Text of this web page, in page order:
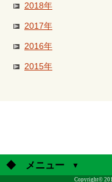
2018年
2017年
2016年
2015年
◆ メニュー
Copyright©